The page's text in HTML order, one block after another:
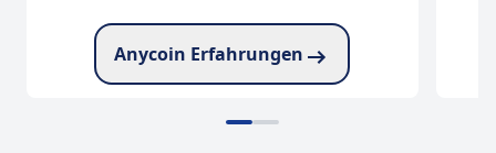
Anycoin Erfahrungen